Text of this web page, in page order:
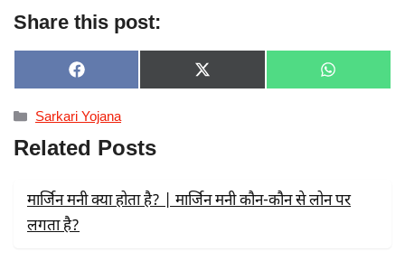
Share this post:
SHARE
ON
F
A
C
E
B
O
SHARE
ON
X
(
R
SHARE
ON
W
H
Categories
Sarkari Yojana
Related Posts
मार्जिन मनी क्या होता है? | मार्जिन मनी कौन-कौन से लोन पर
लगता है?